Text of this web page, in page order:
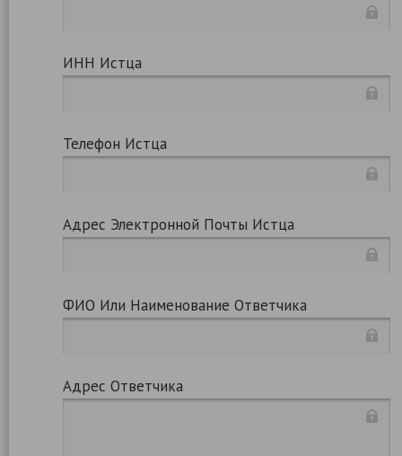
ИНН Истца
Телефон Истца
Адрес Электронной Почты Истца
ФИО Или Наименование Ответчика
Адрес Ответчика